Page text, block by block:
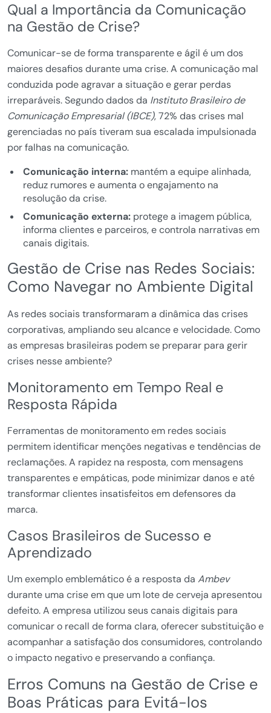
Qual a Importância da Comunicação
na Gestão de Crise?
Comunicar-se de forma transparente e ágil é um dos
maiores desafios durante uma crise. A comunicação mal
conduzida pode agravar a situação e gerar perdas
irreparáveis. Segundo dados da Instituto Brasileiro de
Comunicação Empresarial (IBCE), 72% das crises mal
gerenciadas no país tiveram sua escalada impulsionada
por falhas na comunicação.
Comunicação interna:mantém a equipe alinhada,
reduz rumores e aumenta o engajamento na
resolução da crise.
Comunicação externa:protege a imagem pública,
informa clientes e parceiros, e controla narrativas em
canais digitais.
Gestão de Crise nas Redes Sociais:
Como Navegar no Ambiente Digital
As redes sociais transformaram a dinâmica das crises
corporativas, ampliando seu alcance e velocidade. Como
as empresas brasileiras podem se preparar para gerir
crises nesse ambiente?
Monitoramento em Tempo Real e
Resposta Rápida
Ferramentas de monitoramento em redes sociais
permitem identificar menções negativas e tendências de
reclamações. A rapidez na resposta, com mensagens
transparentes e empáticas, pode minimizar danos e até
transformar clientes insatisfeitos em defensores da
marca.
Casos Brasileiros de Sucesso e
Aprendizado
Um exemplo emblemático é a resposta da Ambev
durante uma crise em que um lote de cerveja apresentou
defeito. A empresa utilizou seus canais digitais para
comunicar o recall de forma clara, oferecer substituição e
acompanhar a satisfação dos consumidores, controlando
o impacto negativo e preservando a confiança.
Erros Comuns na Gestão de Crise e
Boas Práticas para Evitá-los